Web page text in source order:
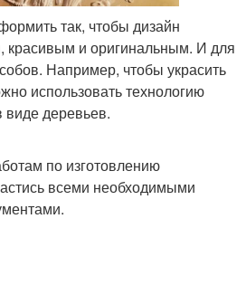
так, чтобы дизайн
красивым и оригинальным. И для
Например, чтобы украсить
использовать технологию
деревьев.
по изготовлению
всеми необходимыми